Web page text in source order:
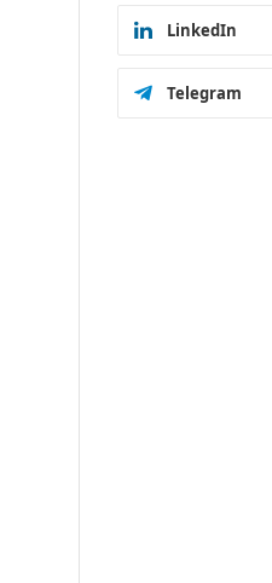
LinkedIn
Telegram